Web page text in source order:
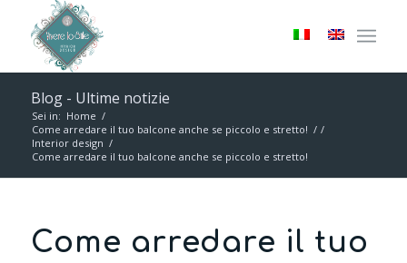
Blog - Ultime notizie
Sei in: Home /
Come arredare il tuo balcone anche se piccolo e stretto! / /
Interior design /
Come arredare il tuo balcone anche se piccolo e stretto!
Come arredare il tuo